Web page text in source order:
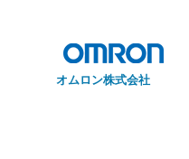
オムロン株式会社